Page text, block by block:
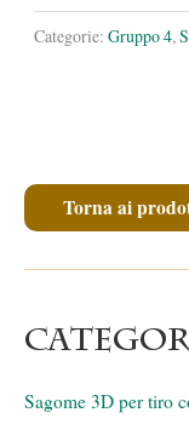
Torna ai
Sagome 3D per tiro
quantità
Categorie: Gruppo 4,